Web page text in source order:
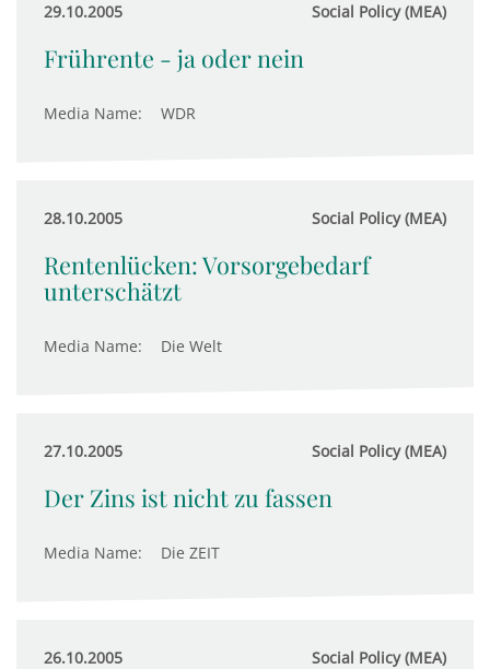
29.10.2005 Social Policy (MEA)
Frührente - ja oder nein
Media Name: WDR
28.10.2005 Social Policy (MEA)
Rentenlücken: Vorsorgebedarf
unterschätzt
Media Name: Die Welt
27.10.2005 Social Policy (MEA)
Der Zins ist nicht zu fassen
Media Name: Die ZEIT
26.10.2005 Social Policy (MEA)